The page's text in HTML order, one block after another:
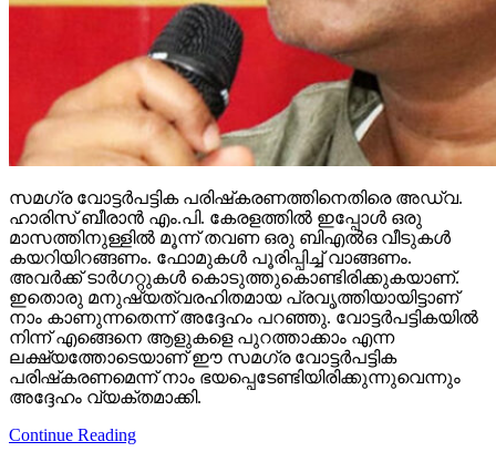
സമഗ്ര വോട്ടര്‍പട്ടിക പരിഷ്‌കരണത്തിനെതിരെ അഡ്വ.
ഹാരിസ് ബീരാന്‍ എം.പി. കേരളത്തില്‍ ഇപ്പോള്‍ ഒരു
മാസത്തിനുള്ളില്‍ മൂന്ന് തവണ ഒരു ബിഎല്‍ഒ വീടുകള്‍
കയറിയിറങ്ങണം. ഫോമുകള്‍ പൂരിപ്പിച്ച് വാങ്ങണം.
അവര്‍ക്ക് ടാര്‍ഗറ്റുകള്‍ കൊടുത്തുകൊണ്ടിരിക്കുകയാണ്.
ഇതൊരു മനുഷ്യത്വരഹിതമായ പ്രവൃത്തിയായിട്ടാണ്
നാം കാണുന്നതെന്ന് അദ്ദേഹം പറഞ്ഞു. വോട്ടര്‍പട്ടികയില്‍
നിന്ന് എങ്ങെനെ ആളുകളെ പുറത്താക്കാം എന്ന
ലക്ഷ്യത്തോടെയാണ് ഈ സമഗ്ര വോട്ടര്‍പട്ടിക
പരിഷ്‌കരണമെന്ന് നാം ഭയപ്പെടേണ്ടിയിരിക്കുന്നുവെന്നും
അദ്ദേഹം വ്യക്തമാക്കി.
Continue Reading